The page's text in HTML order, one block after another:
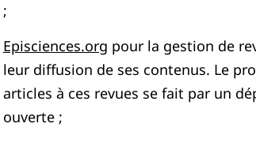
;
Episciences.org pour la gestion de
leur diffusion de ses contenus. Le
articles à ces revues se fait par un
ouverte ;